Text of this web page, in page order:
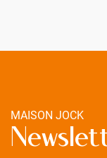
MAISON JOCK